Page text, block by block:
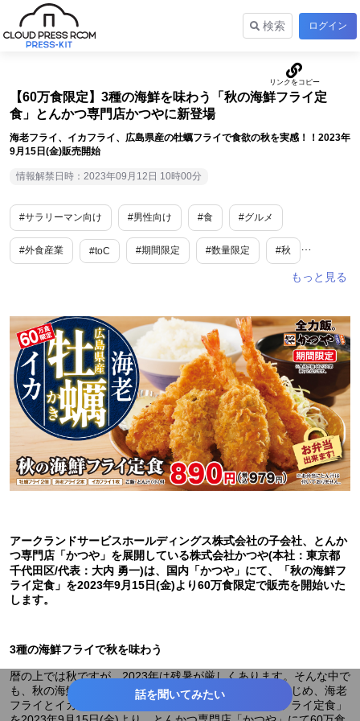
検索 ログイン
【60万食限定】3種の海鮮を味わう「秋の海鮮フライ定
食」とんかつ専門店かつやに新登場
海老フライ、イカフライ、広島県産の牡蠣フライで食欲の秋を実感！！2023年
9月15日(金)販売開始
情報解禁日時：2023年09月12日 10時00分
#サラリーマン向け #男性向け #食 #グルメ
#外食産業 #toC #期間限定 #数量限定 #秋
アークランドサービスホールディングス株式会社の⼦会社、とんか
つ専⾨店「かつや」を展開している株式会社かつや(本社：東京都
千代⽥区/代表：⼤内 勇⼀)は、国内「かつや」にて、「秋の海鮮フ
ライ定食」を2023年9月15日(金)より60万食限定で販売を開始いた
します。
3種の海鮮フライで秋を味わう
暦の上では秋ですが、2023年は残暑が厳しくあります。そんな中で
も、秋の海鮮を代表する「広島県産 牡蠣フライ」をはじめ、海老
フライとイカフライを一皿に盛り合わせた「秋の海鮮フライ定食」
話を聞いてみたい